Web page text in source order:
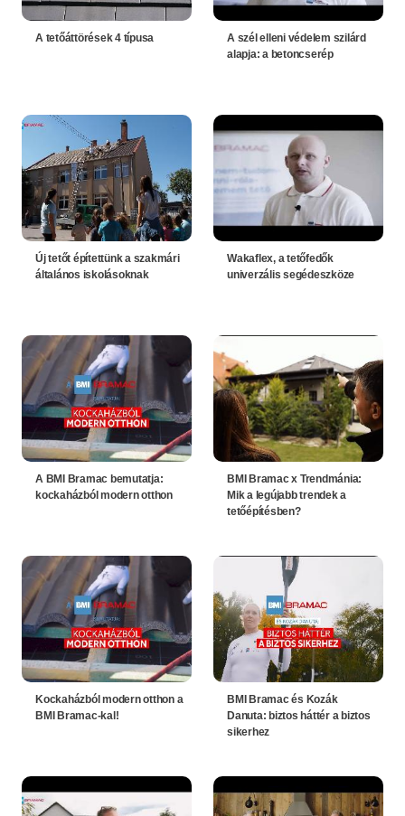
A tetőáttörések 4 típusa
A szél elleni védelem szilárd
alapja: a betoncserép
Új tetőt építettünk a szakmári
általános iskolásoknak
Wakaflex, a tetőfedők
univerzális segédeszköze
A BMI Bramac bemutatja:
kockaházból modern otthon
BMI Bramac x Trendmánia:
Mik a legújabb trendek a
tetőépítésben?
Kockaházból modern otthon a
BMI Bramac-kal!
BMI Bramac és Kozák
Danuta: biztos háttér a biztos
sikerhez